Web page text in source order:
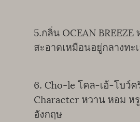
5.กลิ่น OCEAN
สะอาดเหมือนอยู่กลางทะ
6. Cho-le โคล-เอ้-โบว์ค
Character หวาน หอม ห
อังกฤษ